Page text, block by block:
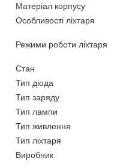
Матеріал корпусу
Особливості ліхтаря
Режими роботи ліхтаря
Стан
Тип діода
Тип заряду
Тип лампи
Тип живлення
Тип ліхтаря
Виробник